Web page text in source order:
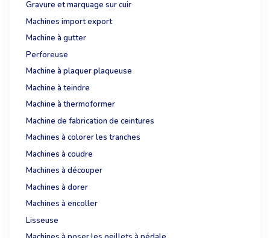
Gravure et marquage sur cuir
Machines import export
Machine à gutter
Perforeuse
Machine à plaquer plaqueuse
Machine à teindre
Machine à thermoformer
Machine de fabrication de ceintures
Machines à colorer les tranches
Machines à coudre
Machines à découper
Machines à dorer
Machines à encoller
Lisseuse